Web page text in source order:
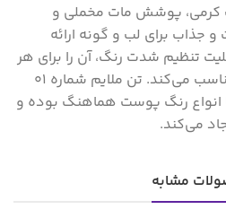
کرمی، پوشش مات مخملی و
جذاب برای لب و گونه ارائه
تنظیم شدت رنگ، آن را برای هر
نوع آرایش و هر موقعیت مناسب می‌کند. تن ملایم شماره 01
انواع رنگ پوست هماهنگ بوده و
می‌کند.
مشابه